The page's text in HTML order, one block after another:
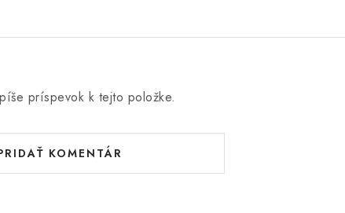
príspevok k tejto položke.
KOMENTÁR